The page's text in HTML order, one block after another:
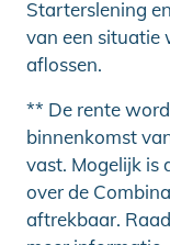
Starterslening
van een situatie
aflossen.
** De rente
binnenkomst
vast. Mogelijk is
over de
aftrekbaar.